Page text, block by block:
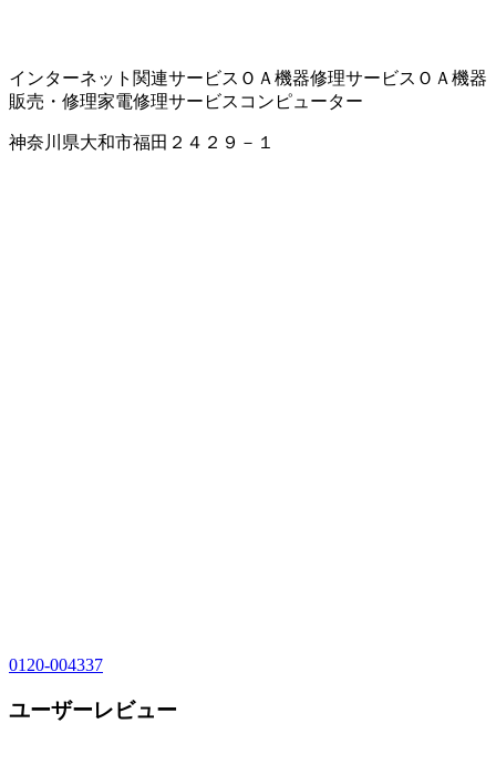
インターネット関連サービス ＯＡ機器修理サービス ＯＡ機器
販売・修理家電修理サービス コンピューター
神奈川県大和市福田２４２９－１
0120-004337
ユーザーレビュー